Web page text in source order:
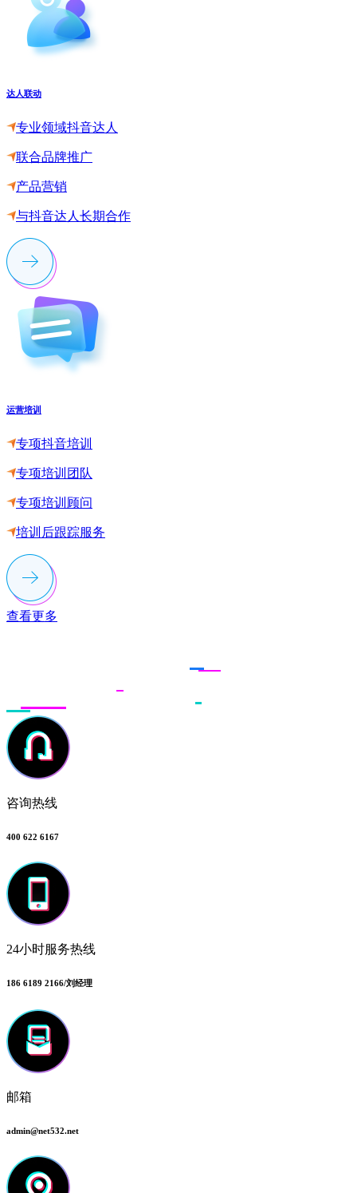
达人联动
专业领域抖音达人
联合品牌推广
产品营销
与抖音达人长期合作
运营培训
专项抖音培训
专项培训团队
专项培训顾问
培训后跟踪服务
查看更多
咨询热线
400 622 6167
24小时服务热线
186 6189 2166/刘经理
邮箱
admin@net532.net